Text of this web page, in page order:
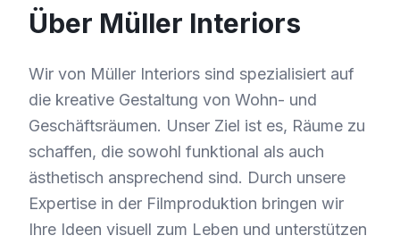
Über Müller Interiors
Wir von Müller Interiors sind spezialisiert auf
die kreative Gestaltung von Wohn- und
Geschäftsräumen. Unser Ziel ist es, Räume zu
schaffen, die sowohl funktional als auch
ästhetisch ansprechend sind. Durch unsere
Expertise in der Filmproduktion bringen wir
Ihre Ideen visuell zum Leben und unterstützen